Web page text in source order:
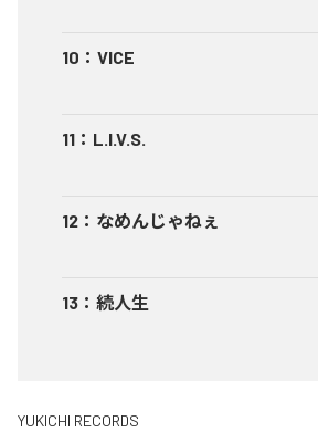
10 ： VICE
11 ： L.I.V.S.
12 ： なめんじゃねぇ
13 ： 続人生
YUKICHI RECORDS